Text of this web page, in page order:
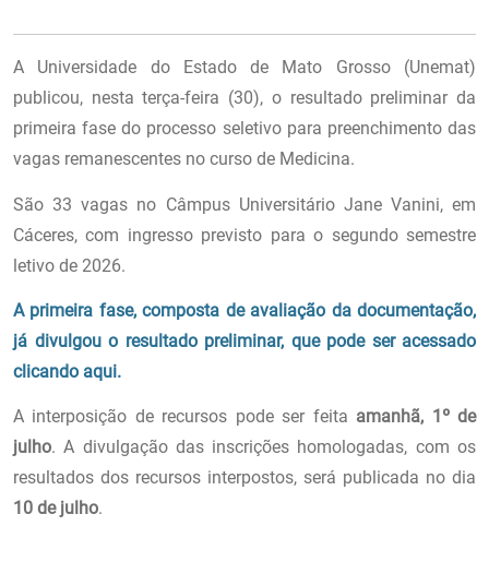
A Universidade do Estado de Mato Grosso (Unemat)
publicou, nesta terça-feira (30), o resultado preliminar da
primeira fase do processo seletivo para preenchimento das
vagas remanescentes no curso de Medicina.
São 33 vagas no Câmpus Universitário Jane Vanini, em
Cáceres, com ingresso previsto para o segundo semestre
letivo de 2026.
A primeira fase, composta de avaliação da documentação,
já divulgou o resultado preliminar, que pode ser acessado
clicando aqui.
A interposição de recursos pode ser feita amanhã, 1º de
julho. A divulgação das inscrições homologadas, com os
resultados dos recursos interpostos, será publicada no dia
10 de julho.